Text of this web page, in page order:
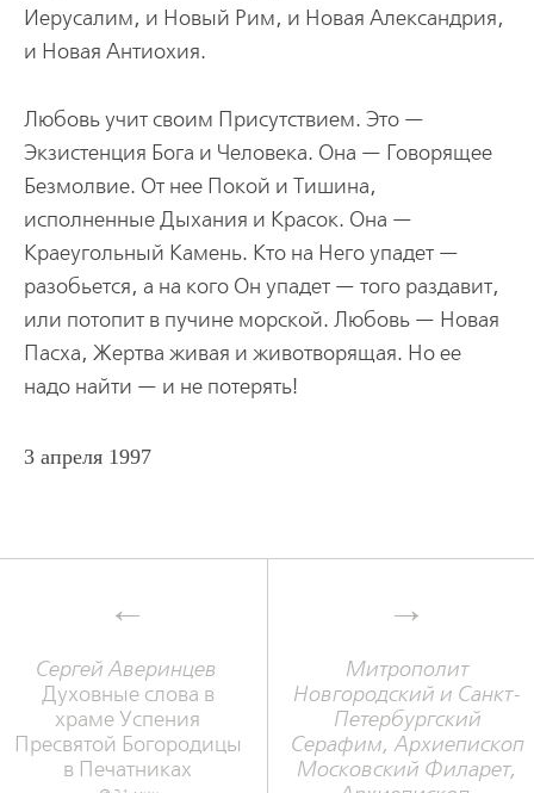
Иерусалим, и Новый Рим, и Новая Александрия,
и Новая Антиохия.
Любовь учит своим Присутствием. Это —
Экзистенция Бога и Человека. Она — Говорящее
Безмолвие. От нее Покой и Тишина,
исполненные Дыхания и Красок. Она —
Краеугольный Камень. Кто на Него упадет —
разобьется, а на кого Он упадет — того раздавит,
или потопит в пучине морской. Любовь — Новая
Пасха, Жертва живая и животворящая. Но ее
надо найти — и не потерять!
3 апреля 1997
Сергей Аверинцев
Духовные слова в
храме Успения
Пресвятой Богородицы
в Печатниках
Митрополит
Новгородский и Санкт-
Петербургский
Серафим, Архиепископ
Московский Филарет,